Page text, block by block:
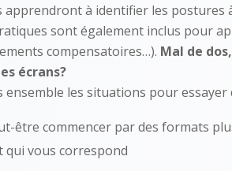
apprendront à identifier les postures
sont également inclus pour
compensatoires…). Mal de
écrans?
ensemble les situations pour essayer
être commencer par des formats
vous correspond